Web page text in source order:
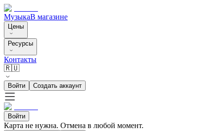
МузыкаВ магазине
Цены
Ресурсы
Контакты
🇷🇺
Войти Создать аккаунт
Войти
Карта не нужна. Отмена в любой момент.